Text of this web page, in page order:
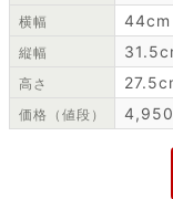
横幅 44cm
縦幅
高さ
価格（値段） 4,950